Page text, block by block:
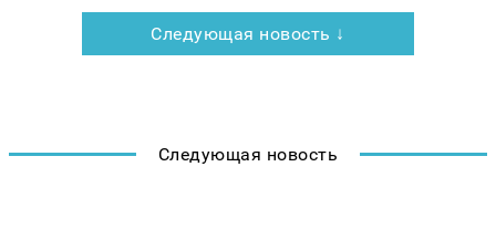
Следующая новость ↓
Следующая новость